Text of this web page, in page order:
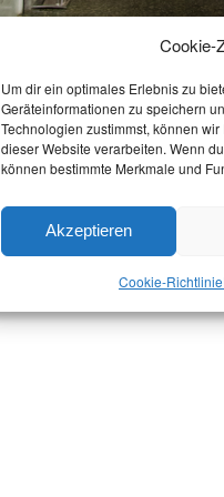
Cookie-
Um dir ein optimales Erlebnis zu
Geräteinformationen zu speichern
Technologien zustimmst, können
dieser Website verarbeiten. Wenn
können bestimmte Merkmale und
Akzeptieren
Cookie-Richtlinie